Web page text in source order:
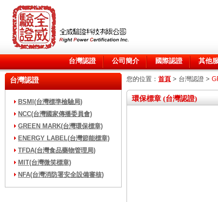
台灣認證 公司簡介 國際認證 其他
您的位置： 首頁 > 台灣認證 >
環保標章 (台灣認證)
台灣認證
BSMI(台灣標準檢驗局)
NCC(台灣國家傳播委員會)
GREEN MARK(台灣環保標章)
ENERGY LABEL(台灣節能標章)
TFDA(台灣食品藥物管理局)
MIT(台灣微笑標章)
NFA(台灣消防署安全設備審核)